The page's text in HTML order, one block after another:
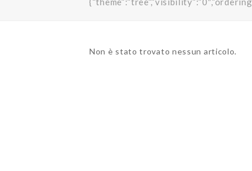
Non è stato trovato nessun articolo.